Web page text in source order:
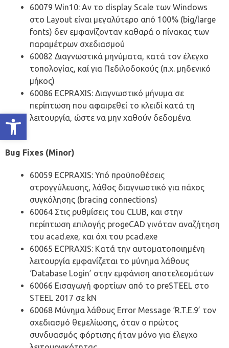
Ανοίξτε τη γραμμή εργαλείων
60079 Win10: Αν το display Scale των Windows
στο Layout είναι μεγαλύτερο από 100% (big/large
fonts) δεν εμφανίζονταν καθαρά ο πίνακας των
παραμέτρων σχεδιασμού
60082 Διαγνωστικά μηνύματα, κατά τον έλεγχο
τοπολογίας, καί για Πεδιλοδοκούς (π.χ. μηδενικό
μήκος)
60086 ECPRAXIS: Διαγνωστικό μήνυμα σε
περίπτωση που αφαιρεθεί το κλειδί κατά τη
λειτουργία, ώστε να μην χαθούν δεδομένα
Bug Fixes (Minor)
60059 ECPRAXIS: Υπό προϋποθέσεις
στρογγύλευσης, λάθος διαγνωστικό για πάχος
συγκόλησης (bracing connections)
60064 Στις ρυθμίσεις του CLUB, και στην
περίπτωση επιλογής progeCAD γινόταν αναζήτηση
του acad.exe, και όχι του pcad.exe
60065 ECPRAXIS: Κατά την αυτοματοποιημένη
λειτουργία εμφανίζεται το μύνημα λάθους
‘Database Login’ στην εμφάνιση αποτελεσμάτων
60066 Εισαγωγή φορτίων από το preSTEEL στο
STEEL 2017 σε kN
60068 Μύνημα λάθους Error Message ‘R.T.E.9’ τον
σχεδιασμό θεμελίωσης, όταν ο πρώτος
συνδυασμός φόρτισης ήταν μόνο για έλεγχο